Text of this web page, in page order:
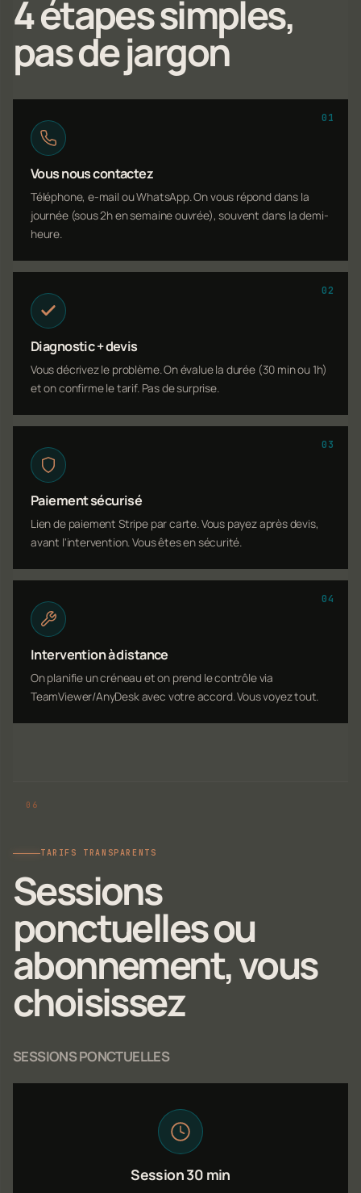
4 étapes simples,
pas de jargon
01
Vous nous contactez
Téléphone, e-mail ou WhatsApp. On vous répond dans la
journée (sous 2h en semaine ouvrée), souvent dans la demi-
heure.
02
Diagnostic + devis
Vous décrivez le problème. On évalue la durée (30 min ou 1h)
et on confirme le tarif. Pas de surprise.
03
Paiement sécurisé
Lien de paiement Stripe par carte. Vous payez après devis,
avant l'intervention. Vous êtes en sécurité.
04
Intervention à distance
On planifie un créneau et on prend le contrôle via
TeamViewer/AnyDesk avec votre accord. Vous voyez tout.
TARIFS TRANSPARENTS
Sessions
ponctuelles ou
abonnement, vous
choisissez
SESSIONS PONCTUELLES
Session 30 min